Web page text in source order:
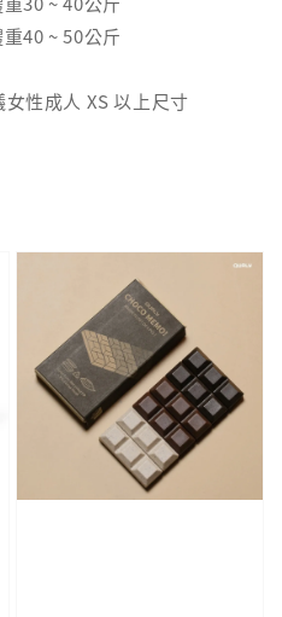
40 ~ 50公斤
性成人 XS 以上尺寸